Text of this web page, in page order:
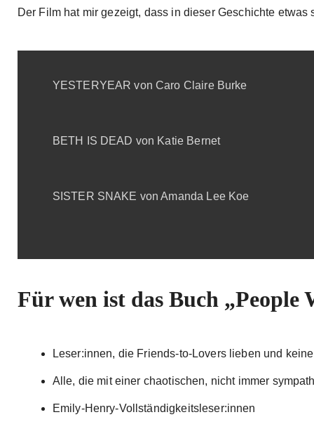
Der Film hat mir gezeigt, dass in dieser Geschichte
YESTERYEAR von Caro Claire Burke
BETH IS DEAD von Katie Bernet
SISTER SNAKE von Amanda Lee Koe
Für wen ist das Buch „People
Leser:innen, die Friends-to-Lovers lieben und
Alle, die mit einer chaotischen, nicht immer
Emily-Henry-Vollständigkeitsleser:innen